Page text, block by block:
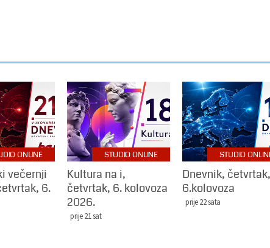
ONLINE
večernji
6.
STUDIO ONLINE
Kultura na i,
četvrtak, 6. kolovoza
2026.
prije 21 sat
STUDIO
Dnevnik, četvrtak,
6.kolovoza
prije 22 sata